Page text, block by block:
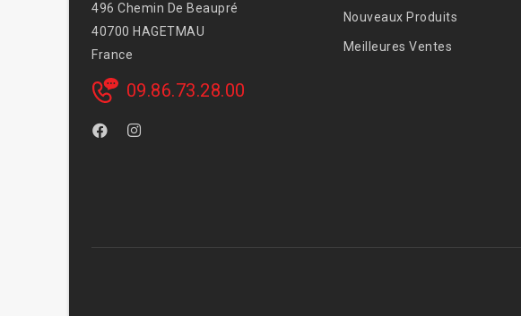
496 Chemin De Beaupré
40700 HAGETMAU
France
09.86.73.28.00
Nouveaux Produits
Meilleures Ventes